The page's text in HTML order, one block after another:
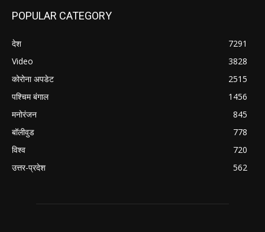
POPULAR CATEGORY
देश
7291
Video
3828
कोरोना अपडेट
2515
पश्चिम बंगाल
1456
मनोरंजन
845
बॉलीवुड
778
विश्व
720
उत्तर-प्रदेश
562